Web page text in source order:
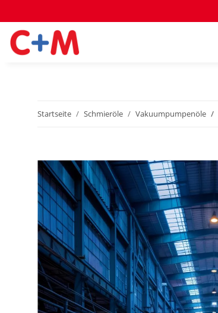
Startseite Schmieröle Vakuumpumpenöle